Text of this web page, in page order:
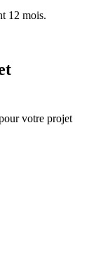
12 mois.
votre projet